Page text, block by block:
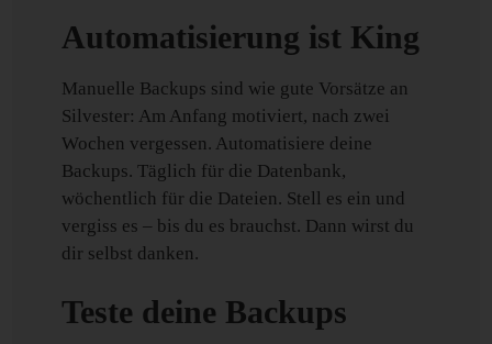
Automatisierung ist King
Manuelle Backups sind wie gute Vorsätze an
Silvester: Am Anfang motiviert, nach zwei
Wochen vergessen. Automatisiere deine
Backups. Täglich für die Datenbank,
wöchentlich für die Dateien. Stell es ein und
vergiss es – bis du es brauchst. Dann wirst du
dir selbst danken.
Teste deine Backups